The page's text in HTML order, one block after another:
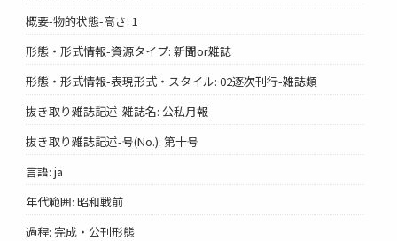
概要-物的状態-高さ: 1
形態・形式情報-資源タイプ: 新聞or雑誌
形態・形式情報-表現形式・スタイル: 02逐次刊行-雑誌類
抜き取り雑誌記述-雑誌名: 公私月報
抜き取り雑誌記述-号(No.): 第十号
言語: ja
年代範囲: 昭和戦前
過程: 完成・公刊形態